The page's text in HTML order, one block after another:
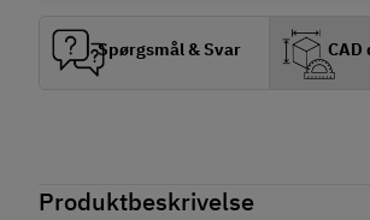
Produktbeskrivelse
Spørgsmål & Svar CAD